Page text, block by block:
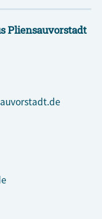
Pliensauvorstadt